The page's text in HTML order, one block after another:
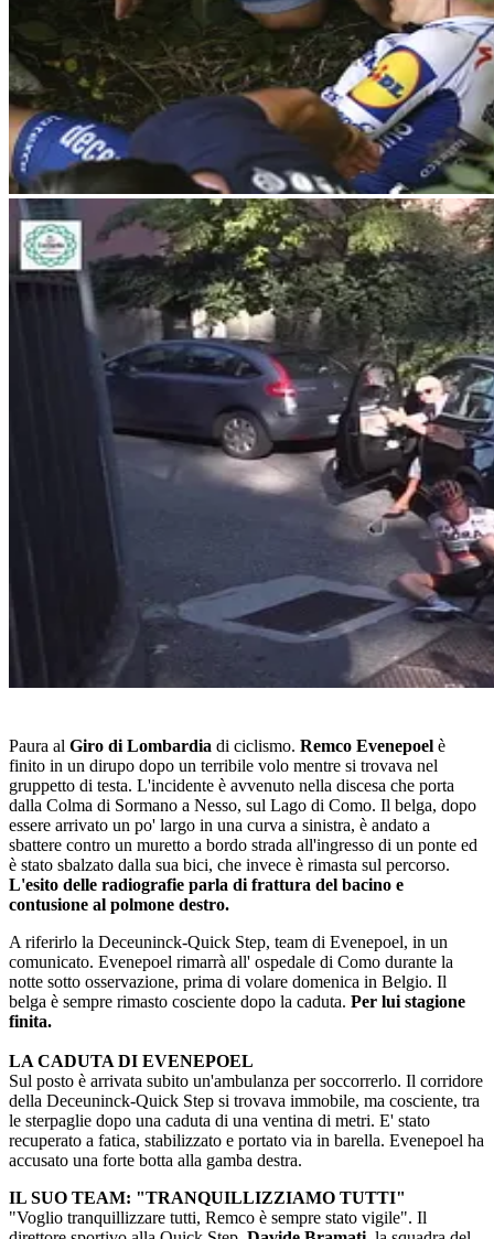
Paura al Giro di Lombardia di ciclismo. Remco Evenepoel è
finito in un dirupo dopo un terribile volo mentre si trovava nel
gruppetto di testa. L'incidente è avvenuto nella discesa che porta
dalla Colma di Sormano a Nesso, sul Lago di Como. Il belga, dopo
essere arrivato un po' largo in una curva a sinistra, è andato a
sbattere contro un muretto a bordo strada all'ingresso di un ponte ed
è stato sbalzato dalla sua bici, che invece è rimasta sul percorso.
L'esito delle radiografie parla di frattura del bacino e
contusione al polmone destro.
A riferirlo la Deceuninck-Quick Step, team di Evenepoel, in un
comunicato. Evenepoel rimarrà all' ospedale di Como durante la
notte sotto osservazione, prima di volare domenica in Belgio. Il
belga è sempre rimasto cosciente dopo la caduta. Per lui stagione
finita.
LA CADUTA DI EVENEPOEL
Sul posto è arrivata subito un'ambulanza per soccorrerlo. Il corridore
della Deceuninck-Quick Step si trovava immobile, ma cosciente, tra
le sterpaglie dopo una caduta di una ventina di metri. E' stato
recuperato a fatica, stabilizzato e portato via in barella. Evenepoel ha
accusato una forte botta alla gamba destra.
IL SUO TEAM: "TRANQUILLIZZIAMO TUTTI"
"Voglio tranquillizzare tutti, Remco è sempre stato vigile". Il